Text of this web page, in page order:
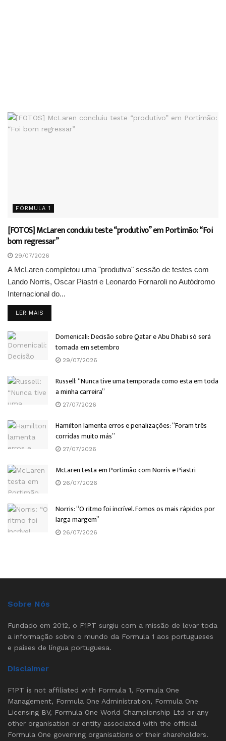
FÓRMULA 1
[FOTOS] McLaren concluiu teste “produtivo” em Portimão: “Foi
bom regressar”
29/07/2026
A McLaren completou uma "produtiva" sessão de testes com
Lando Norris, Oscar Piastri e Leonardo Fornaroli no Autódromo
Internacional do...
LER MAIS
Domenicali: Decisão sobre Qatar e Abu Dhabi só será
tomada em setembro
29/07/2026
Russell: “Nunca tive uma temporada como esta em toda
a minha carreira”
27/07/2026
Hamilton lamenta erros e penalizações: “Foram três
corridas muito más”
27/07/2026
McLaren testa em Portimão com Norris e Piastri
26/07/2026
Norris: “O ritmo foi incrível. Fomos os mais rápidos por
larga margem”
26/07/2026
Sobre Nós
Fundado em 2012, o F1PT surgiu com a missão de levar toda
a informação sobre o mundo da Formula 1 aos portugueses
e países de língua portuguesa.
Disclaimer
F1PT is not affiliated with Formula 1, Formula One
Management, Formula One Administration, Formula One
Licensing BV, Formula One World Championship Ltd or any
other organisation or entity associated with the official
Formula One governing organisations or their shareholders.